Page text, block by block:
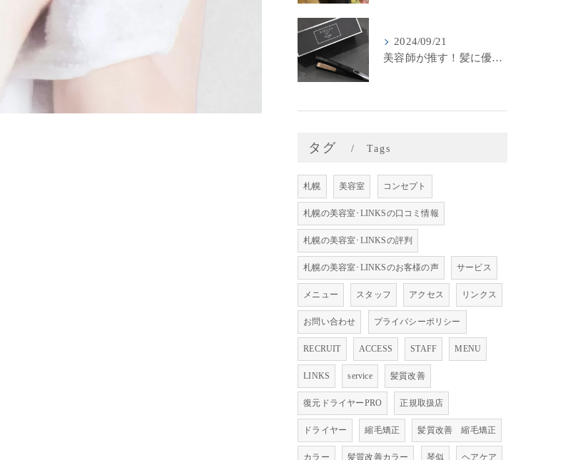
2024/09/21
美容師が推す！髪に優しいストレートアイロン『キヌージョプロ』で美しいスタイリングを実現
タグ Tags
札幌 美容室 コンセプト
札幌の美容室･LINKSの口コミ情報
札幌の美容室･LINKSの評判
札幌の美容室･LINKSのお客様の声 サービス
メニュー スタッフ アクセス リンクス
お問い合わせ プライバシーポリシー
RECRUIT ACCESS STAFF MENU
LINKS service 髪質改善
復元ドライヤーPRO 正規取扱店
ドライヤー 縮毛矯正 髪質改善 縮毛矯正
カラー 髪質改善カラー 琴似 ヘアケア